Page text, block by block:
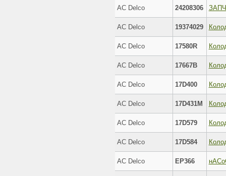
AC Delco 24208306
AC Delco 19374029
AC Delco 17580R
AC Delco 17667B
AC Delco 17D400
AC Delco 17D431M
AC Delco 17D579
AC Delco 17D584
AC Delco EP366